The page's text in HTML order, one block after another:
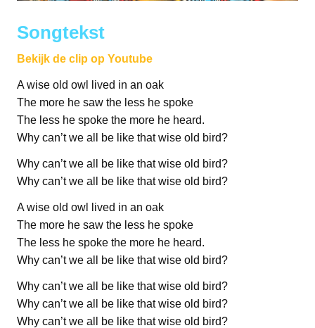
Songtekst
Bekijk de clip op Youtube
A wise old owl lived in an oak
The more he saw the less he spoke
The less he spoke the more he heard.
Why can’t we all be like that wise old bird?
Why can’t we all be like that wise old bird?
Why can’t we all be like that wise old bird?
A wise old owl lived in an oak
The more he saw the less he spoke
The less he spoke the more he heard.
Why can’t we all be like that wise old bird?
Why can’t we all be like that wise old bird?
Why can’t we all be like that wise old bird?
Why can’t we all be like that wise old bird?